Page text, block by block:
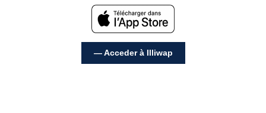
— Acceder à Illiwap